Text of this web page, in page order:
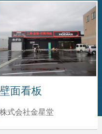
壁面看板
株式会社金星堂